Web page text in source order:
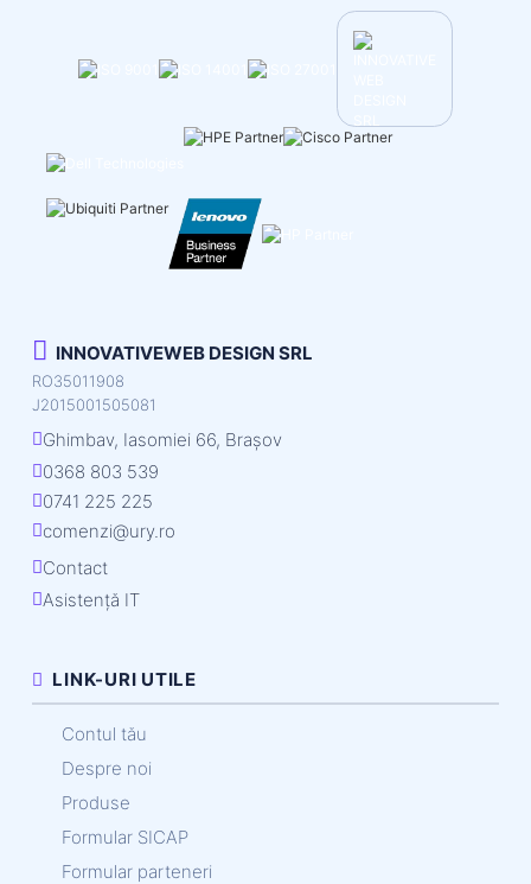
INNOVATIVEWEB DESIGN SRL
RO35011908
J2015001505081
Ghimbav, Iasomiei 66, Brașov
0368 803 539
0741 225 225
comenzi@ury.ro
Contact
Asistență IT
LINK-URI UTILE
Contul tău
Despre noi
Produse
Formular SICAP
Formular parteneri